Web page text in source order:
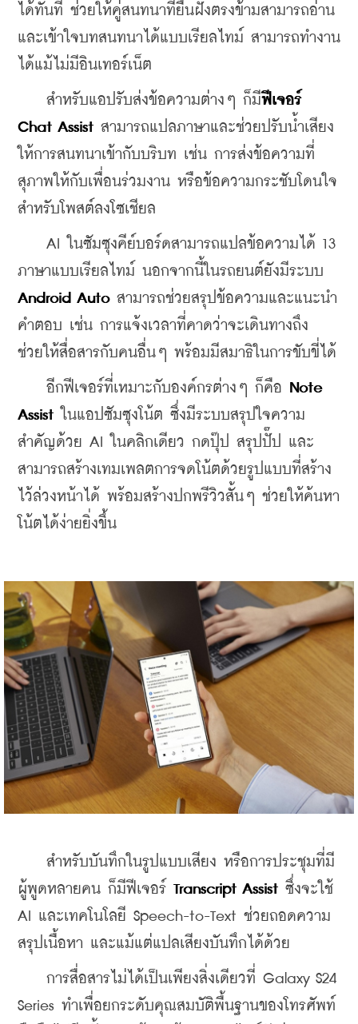
ได้ทันที ช่วยให้คู่สนทนาที่ยืนฝั่งตรงข้ามสามารถอ่าน
และเข้าใจบทสนทนาได้แบบเรียลไทม์ สามารถทำงาน
ได้แม้ไม่มีอินเทอร์เน็ต
สำหรับแอปรับส่งข้อความต่างๆ ก็มีฟีเจอร์
Chat Assist สามารถแปลภาษาและช่วยปรับน้ำเสียง
ให้การสนทนาเข้ากับบริบท เช่น การส่งข้อความที่
สุภาพให้กับเพื่อนร่วมงาน หรือข้อความกระชับโดนใจ
สำหรับโพสต์ลงโซเชียล
AI ในซัมซุงคีย์บอร์ดสามารถแปลข้อความได้ 13
Android Auto สามารถช่วยสรุปข้อความและแนะนำ
คำตอบ เช่น การแจ้งเวลาที่คาดว่าจะเดินทางถึง
ช่วยให้สื่อสารกับคนอื่นๆ พร้อมมีสมาธิในการขับขี่ได้
อีกฟีเจอร์ที่เหมาะกับองค์กรต่างๆ ก็คือ
Note
Assist
ในแอปซัมซุงโน้ต ซึ่งมีระบบสรุปใจความ
สำคัญด้วย AI ในคลิกเดียว กดปุ๊ป สรุปปั๊ป และ
สามารถสร้างเทมเพลตการจดโน้ตด้วยรูปแบบที่สร้าง
ไว้ล่วงหน้าได้ พร้อมสร้างปกพรีวิวสั้นๆ ช่วยให้ค้นหา
โน้ตได้ง่ายยิ่งขึ้น
สำหรับบันทึกในรูปแบบเสียง หรือการประชุมที่มี
ผู้พูดหลายคน ก็มีฟีเจอร์ Transcript Assist ซึ่งจะใช้
AI และเทคโนโลยี Speech-to-Text ช่วยถอดความ
สรุปเนื้อหา และแม้แต่แปลเสียงบันทึกได้ด้วย
การสื่อสารไม่ได้เป็นเพียงสิ่งเดียวที่ Galaxy S24
Series ทำเพื่อยกระดับคุณสมบัติพื้นฐานของโทรศัพท์